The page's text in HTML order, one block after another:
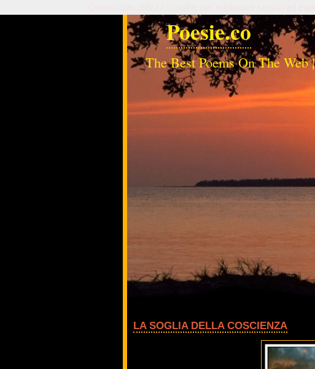
Poesie.co
The Best Poems On The Web |
LA SOGLIA DELLA COSCIENZA